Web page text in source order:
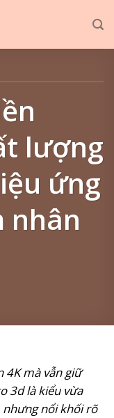
lượng
ứng
nhân
4K mà vẫn giữ
3d là kiểu vừa
nổi khối rõ